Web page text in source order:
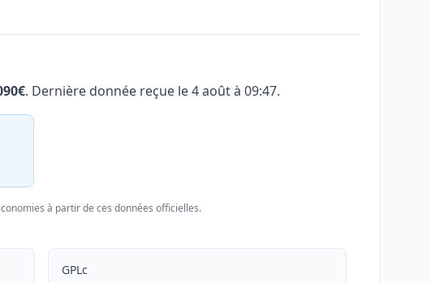
. Dernière donnée reçue le4 août à 09:47.
à partir de ces données officielles.
GPLc